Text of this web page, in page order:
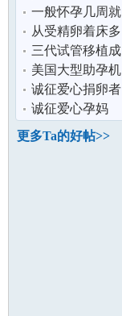
管会不会很
影响怀孕生育 /
去做试管婴
一般怀孕几周就
会出现胎心胎
芽？/第一次怀
从受精卵着床多
久可以知道怀
孕？
三代试管移植成
功率高吗？
美国大型助孕机
构简介
诚征爱心捐卵者
诚征爱心孕妈
更多Ta的好帖>>